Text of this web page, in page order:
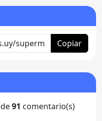
Copiar
de91 comentario(s)